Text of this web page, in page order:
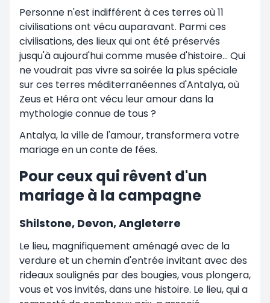
Personne n'est indifférent à ces terres où 11
civilisations ont vécu auparavant. Parmi ces
civilisations, des lieux qui ont été préservés
jusqu'à aujourd'hui comme musée d'histoire... Qui
ne voudrait pas vivre sa soirée la plus spéciale
sur ces terres méditerranéennes d'Antalya, où
Zeus et Héra ont vécu leur amour dans la
mythologie connue de tous ?
Antalya, la ville de l'amour, transformera votre
mariage en un conte de fées.
Pour ceux qui rêvent d'un
mariage à la campagne
Shilstone, Devon, Angleterre
Le lieu, magnifiquement aménagé avec de la
verdure et un chemin d'entrée invitant avec des
rideaux soulignés par des bougies, vous plongera,
vous et vos invités, dans une histoire. Le lieu, qui a